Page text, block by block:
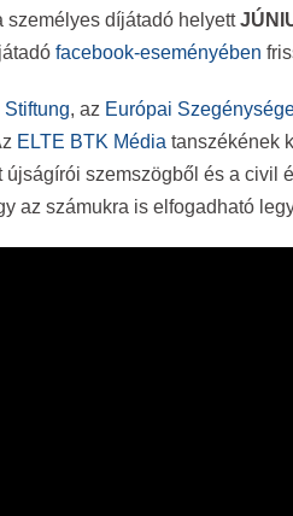
személyes díjátadó helyett
facebook-eseményében
Stiftung, az Európai
ELTE BTK Média tanszékének
szemszögből és a
az számukra is elfogadható